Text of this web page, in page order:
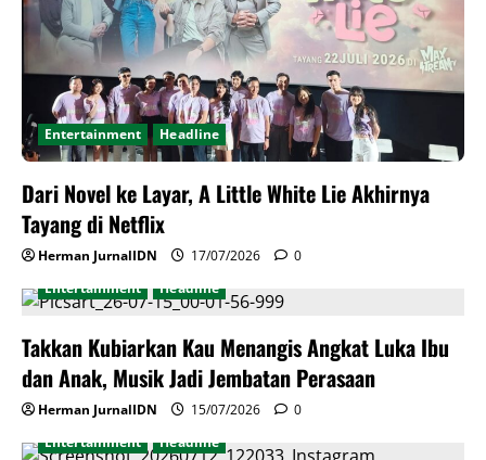
Entertainment Headline
Dari Novel ke Layar, A Little White Lie Akhirnya
Tayang di Netflix
Herman JurnalIDN 17/07/2026
0
Entertainment
Headline
Takkan Kubiarkan Kau Menangis Angkat Luka Ibu
dan Anak, Musik Jadi Jembatan Perasaan
Herman JurnalIDN 15/07/2026
0
Entertainment
Headline